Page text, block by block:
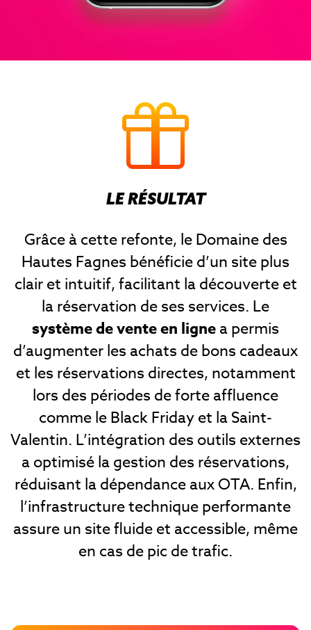
LE RÉSULTAT
Grâce à cette refonte, le Domaine des
Hautes Fagnes bénéficie d’un site plus
clair et intuitif, facilitant la découverte et
la réservation de ses services. Le
système de vente en lignea permis
d’augmenter les achats de bons cadeaux
et les réservations directes, notamment
lors des périodes de forte affluence
comme le Black Friday et la Saint-
Valentin. L’intégration des outils externes
a optimisé la gestion des réservations,
réduisant la dépendance aux OTA. Enfin,
l’infrastructure technique performante
assure un site fluide et accessible, même
en cas de pic de trafic.